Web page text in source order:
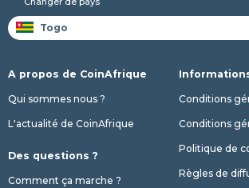
A propos de CoinAfrique
Qui sommes nous ?
L'actualité de CoinAfrique
Des questions ?
Comment ça marche ?
Conditions
Conditions
Politique de
Règles de